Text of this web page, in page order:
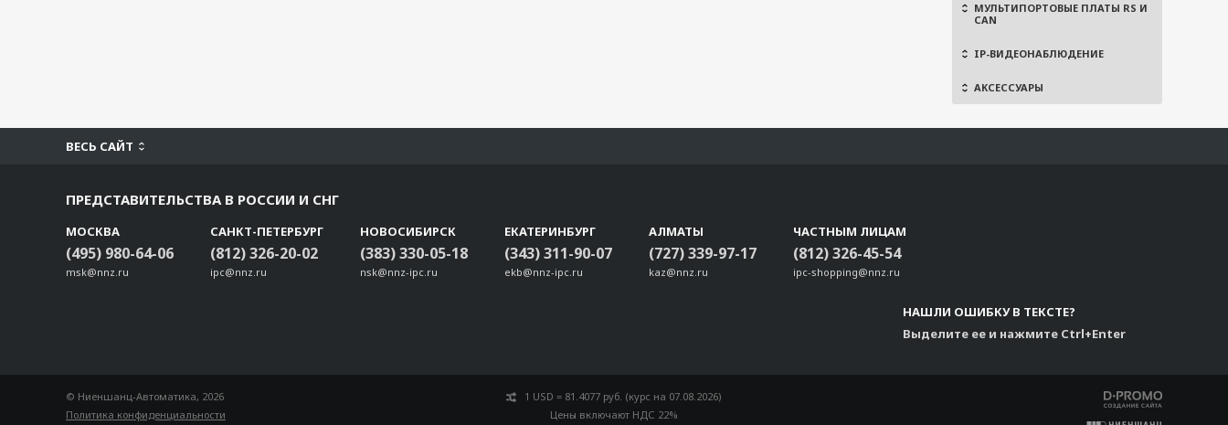
МУЛЬТИПОРТОВЫЕ ПЛАТЫ RS И
CAN
IP-ВИДЕОНАБЛЮДЕНИЕ
АКСЕССУАРЫ
ВЕСЬ САЙТ
ПРЕДСТАВИТЕЛЬСТВА В РОССИИ И СНГ
МОСКВА
(495) 980-64-06
msk@nnz.ru
САНКТ-ПЕТЕРБУРГ
(812) 326-20-02
ipc@nnz.ru
НОВОСИБИРСК
(383) 330-05-18
nsk@nnz-ipc.ru
ЕКАТЕРИНБУРГ
(343) 311-90-07
ekb@nnz-ipc.ru
АЛМАТЫ
(727) 339-97-17
kaz@nnz.ru
ЧАСТНЫМ ЛИЦАМ
(812) 326-45-54
ipc-shopping@nnz.ru
НАШЛИ ОШИБКУ В ТЕКСТЕ?
Выделите ее и нажмите Ctrl+Enter
© Ниеншанц-Автоматика, 2026
Политика конфиденциальности
1 USD = 81.4077 руб. (курс на 07.08.2026)
Цены включают НДС 22%